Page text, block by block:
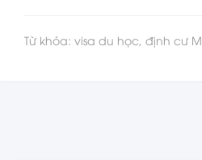
Từ khóa: visa du học, định cư